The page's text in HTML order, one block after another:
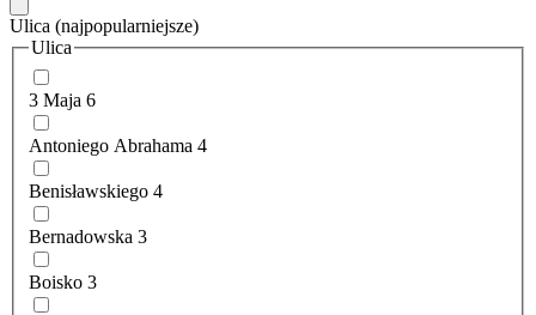
Ulica (najpopularniejsze)
Ulica
3 Maja 6
Antoniego Abrahama 4
Benisławskiego 4
Bernadowska 3
Boisko 3